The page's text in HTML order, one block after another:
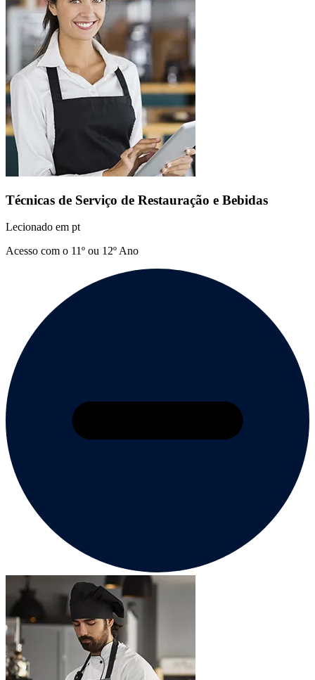
Técnicas de Serviço de Restauração e Bebidas
Lecionado em pt
Acesso com o 11º ou 12º Ano